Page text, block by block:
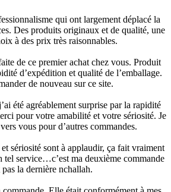
qui ont largement déplacé la
Des produits originaux et de qualité, une
à des prix très raisonnables.
de ce premier achat chez vous. Produit
d’expédition et qualité de l’emballage.
de nouveau sur ce site.
été agréablement surprise par la rapidité
pour votre amabilité et votre sériosité. Je
vous pour d’autres commandes.
sériosité sont à applaudir, ça fait vraiment
tel service…c’est ma deuxième commande
la dernière nchallah.